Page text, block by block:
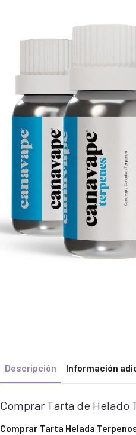
Descripción Información
Comprar Tarta de Helado
Comprar Tarta Helada